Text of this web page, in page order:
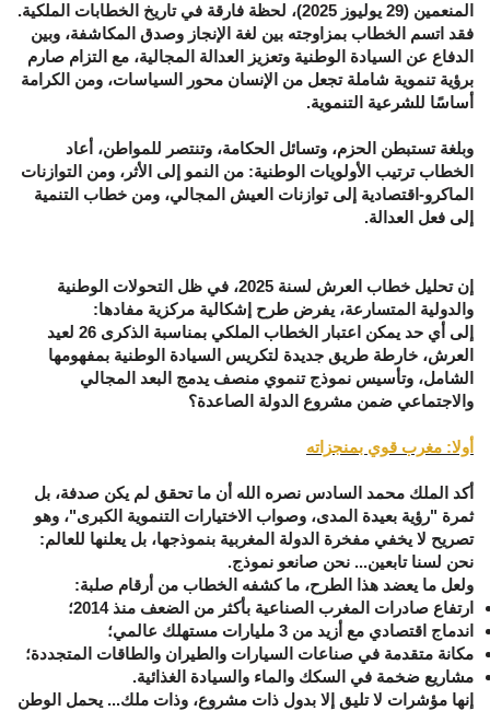
المنعمين (29
يوليوز 2025)، لحظة فارقة في تاريخ الخطابات الملكية.
فقد اتسم الخطاب بمزاوجته بين لغة الإنجاز وصدق المكاشفة، وبين
الدفاع عن السيادة الوطنية وتعزيز العدالة المجالية، مع التزام صارم
برؤية تنموية شاملة تجعل من الإنسان محور السياسات، ومن الكرامة
أساسًا للشرعية التنموية.
وبلغة تستبطن الحزم، وتسائل الحكامة، وتنتصر للمواطن، أعاد
الخطاب ترتيب الأولويات الوطنية: من النمو إلى الأثر، ومن التوازنات
الماكرو-اقتصادية إلى توازنات العيش المجالي، ومن خطاب التنمية
إلى فعل العدالة.
إن تحليل خطاب العرش لسنة 2025، في ظل التحولات الوطنية
والدولية المتسارعة، يفرض طرح إشكالية مركزية مفادها:
إلى أي حد يمكن اعتبار الخطاب الملكي بمناسبة الذكرى 26 لعيد
العرش، خارطة طريق جديدة لتكريس السيادة الوطنية بمفهومها
الشامل، وتأسيس نموذج تنموي منصف يدمج البعد المجالي
والاجتماعي ضمن مشروع الدولة الصاعدة؟
أولا: مغرب قوي بمنجزاته
أكد الملك محمد السادس نصره الله أن ما تحقق لم يكن صدفة، بل
ثمرة "رؤية بعيدة المدى، وصواب الاختيارات التنموية الكبرى"، وهو
تصريح لا يخفي مفخرة الدولة المغربية بنموذجها، بل يعلنها للعالم:
نحن لسنا تابعين... نحن صانعو نموذج.
ولعل ما يعضد هذا الطرح، ما كشفه الخطاب من أرقام صلبة:
ارتفاع صادرات المغرب الصناعية بأكثر من الضعف منذ 2014
؛
اندماج اقتصادي مع أزيد من 3 مليارات مستهلك
عالمي؛
مكانة متقدمة في صناعات السيارات والطيران والطاقات المتجددة؛
مشاريع ضخمة في السكك والماء والسيادة الغذائية.
إنها مؤشرات لا تليق إلا بدول ذات مشروع، وذات ملك... يحمل الوطن